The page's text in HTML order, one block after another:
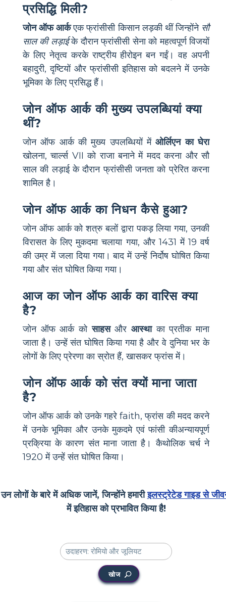
प्रसिद्धि मिली?
जोन ऑफ आर्कएक फ्रांसीसी किसान लड़की थीं जिन्होंने सौ
साल की लड़ाईके दौरान फ्रांसीसी सेना को महत्वपूर्ण विजयों
के लिए नेतृत्व करके राष्ट्रीय हीरोइन बन गईं। वह अपनी
बहादुरी, दृष्टियों और फ्रांसीसी इतिहास को बदलने में उनके
भूमिका के लिए प्रसिद्ध हैं।
जोन ऑफ आर्क की मुख्य उपलब्धियां क्या
थीं?
जोन ऑफ आर्क की मुख्य उपलब्धियों मेंओर्लिएन का घेरा
खोलना, चार्ल्स VII को राजा बनाने में मदद करना और सौ
साल की लड़ाई के दौरान फ्रांसीसी जनता को प्रेरित करना
शामिल है।
जोन ऑफ आर्क का निधन कैसे हुआ?
जोन ऑफ आर्क को शत्रु बलों द्वारा पकड़ लिया गया, उनकी
विरासत के लिए मुकदमा चलाया गया, और 1431 में 19 वर्ष
की उम्र में जला दिया गया। बाद में उन्हें निर्दोष घोषित किया
गया और संत घोषित किया गया।
आज का जोन ऑफ आर्क का वारिस क्या
है?
जोन ऑफ आर्क कोसाहसऔरआस्थाका प्रतीक माना
जाता है। उन्हें संत घोषित किया गया है और वे दुनिया भर के
लोगों के लिए प्रेरणा का स्रोत हैं, खासकर फ्रांस में।
जोन ऑफ आर्क को संत क्यों माना जाता
है?
जोन ऑफ आर्क को उनके गहरे faith, फ्रांस की मदद करने
में उनके भूमिका और उनके मुकदमे एवं फांसी कीअन्यायपूर्ण
प्रक्रिया के कारण संत माना जाता है। कैथोलिक चर्च ने
1920 में उन्हें संत घोषित किया।
उन लोगों के बारे में अधिक जानें, जिन्होंने हमारीइलस्ट्रेटेड गाइड से
में इतिहास को प्रभावित किया है!
खोज